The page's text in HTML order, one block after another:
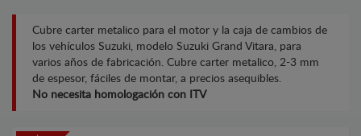
Cubre carter metalico para el motor y la caja de cambios de
los vehículos Suzuki, modelo Suzuki Grand Vitara, para
varios años de fabricación. Cubre carter metalico, 2-3 mm
de espesor, fáciles de montar, a precios asequibles.
No necesita homologación con ITV